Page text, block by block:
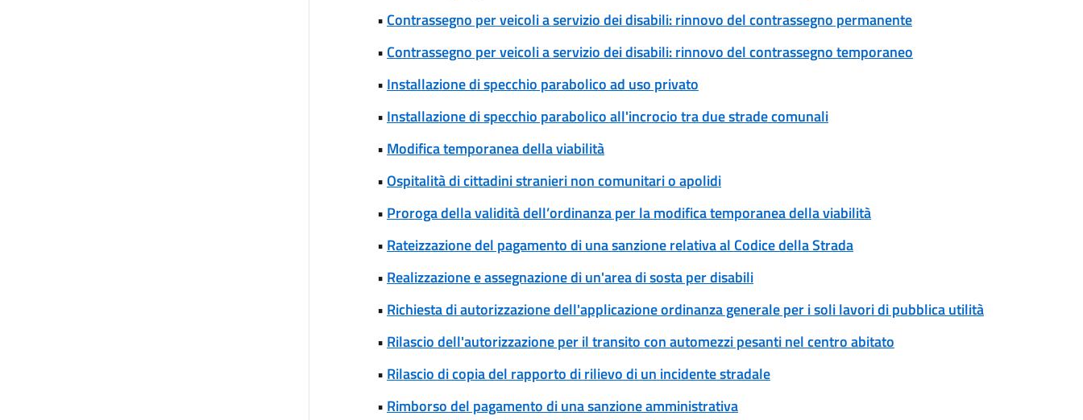
• Contrassegno per veicoli a servizio dei disabili: rinnovo del contrassegno permanente
• Contrassegno per veicoli a servizio dei disabili: rinnovo del contrassegno temporaneo
• Installazione di specchio parabolico ad uso privato
• Installazione di specchio parabolico all'incrocio tra due strade comunali
• Modifica temporanea della viabilità
•Ospitalità di cittadini stranieri non comunitari o apolidi
• Proroga della validità dell’ordinanza per la modifica temporanea della viabilità
• Rateizzazione del pagamento di una sanzione relativa al Codice della Strada
• Realizzazione e assegnazione di un'area di sosta per disabili
• Richiesta di autorizzazione dell'applicazione ordinanza generale per i soli lavori di pubblica utilità
• Rilascio dell'autorizzazione per il transito con automezzi pesanti nel centro abitato
• Rilascio di copia del rapporto di rilievo di un incidente stradale
• Rimborso del pagamento di una sanzione amministrativa